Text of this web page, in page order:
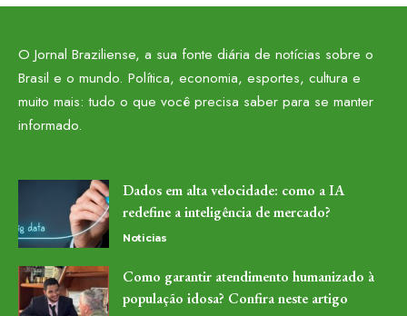
O Jornal Braziliense, a sua fonte diária de notícias sobre o
Brasil e o mundo. Política, economia, esportes, cultura e
muito mais: tudo o que você precisa saber para se manter
informado.
Dados em alta velocidade: como a IA
redefine a inteligência de mercado?
Noticias
Como garantir atendimento humanizado à
população idosa? Confira neste artigo